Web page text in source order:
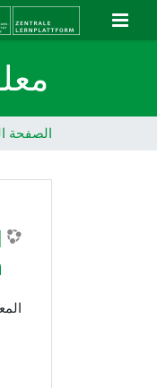
تخطى إلى المحتوى
واجهة جانبية
الصفحة